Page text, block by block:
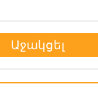
Աջակցել